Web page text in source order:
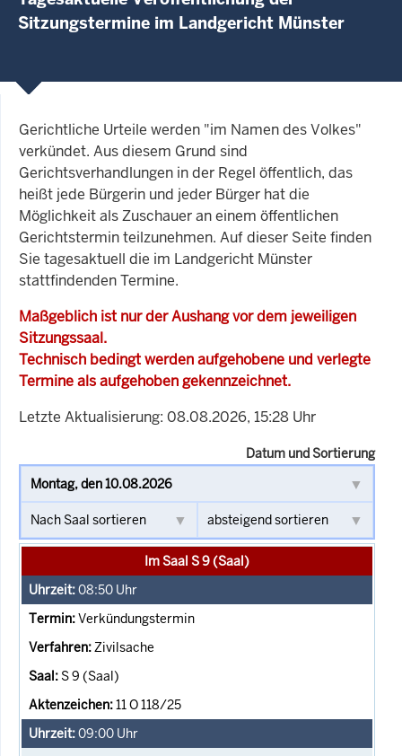
Sitzungstermine im Landgericht Münster
Gerichtliche Urteile werden "im Namen des Volkes"
verkündet. Aus diesem Grund sind
Gerichtsverhandlungen in der Regel öffentlich, das
heißt jede Bürgerin und jeder Bürger hat die
Möglichkeit als Zuschauer an einem öffentlichen
Gerichtstermin teilzunehmen. Auf dieser Seite finden
Sie tagesaktuell die im Landgericht Münster
stattfindenden Termine.
Maßgeblich ist nur der Aushang vor dem jeweiligen
Sitzungssaal.
Technisch bedingt werden aufgehobene und verlegte
Termine als aufgehoben gekennzeichnet.
Letzte Aktualisierung: 08.08.2026, 15:28 Uhr
Datum und Sortierung
Im Saal S 9 (Saal)
08:50 Uhr
Verkündungstermin
Zivilsache
S 9 (Saal)
11 O 118/25
09:00 Uhr